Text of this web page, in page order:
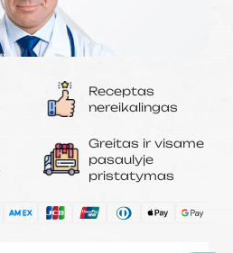
Receptas
nereikalingas
Greitas ir visame
pasaulyje
pristatymas